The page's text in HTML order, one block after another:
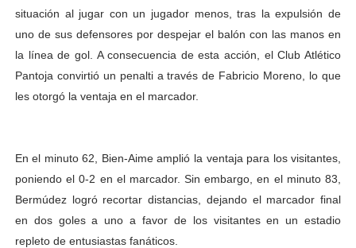
situación al jugar con un jugador menos, tras la expulsión de
uno de sus defensores por despejar el balón con las manos en
la línea de gol. A consecuencia de esta acción, el Club Atlético
Pantoja convirtió un penalti a través de Fabricio Moreno, lo que
les otorgó la ventaja en el marcador.
En el minuto 62, Bien-Aime amplió la ventaja para los visitantes,
poniendo el 0-2 en el marcador. Sin embargo, en el minuto 83,
Bermúdez logró recortar distancias, dejando el marcador final
en dos goles a uno a favor de los visitantes en un estadio
repleto de entusiastas fanáticos.